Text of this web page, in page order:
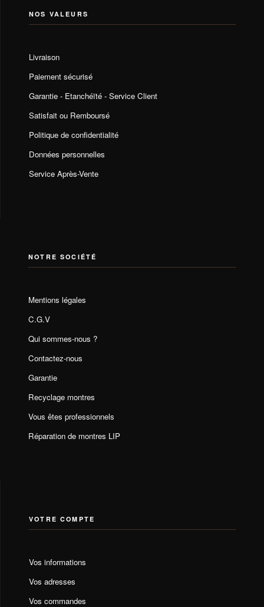
NOS VALEURS
Livraison
Paiement sécurisé
Garantie - Etanchéïté - Service Client
Satisfait ou Remboursé
Politique de confidentialité
Données personnelles
Service Après-Vente
NOTRE SOCIÉTÉ
Mentions légales
C.G.V
Qui sommes-nous ?
Contactez-nous
Garantie
Recyclage montres
Vous êtes professionnels
Réparation de montres LIP
VOTRE COMPTE
Vos informations
Vos adresses
Vos commandes